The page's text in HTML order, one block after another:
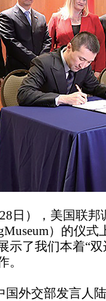
），美国联邦
）的仪
示了我们本着“
。
外交部发言人陆